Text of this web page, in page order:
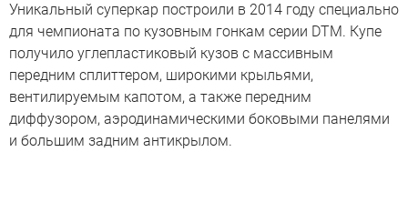
Уникальный суперкар построили в 2014 году специально
для чемпионата по кузовным гонкам серии DTM. Купе
получило углепластиковый кузов с массивным
передним сплиттером, широкими крыльями,
вентилируемым капотом, а также передним
диффузором, аэродинамическими боковыми панелями
и большим задним антикрылом.